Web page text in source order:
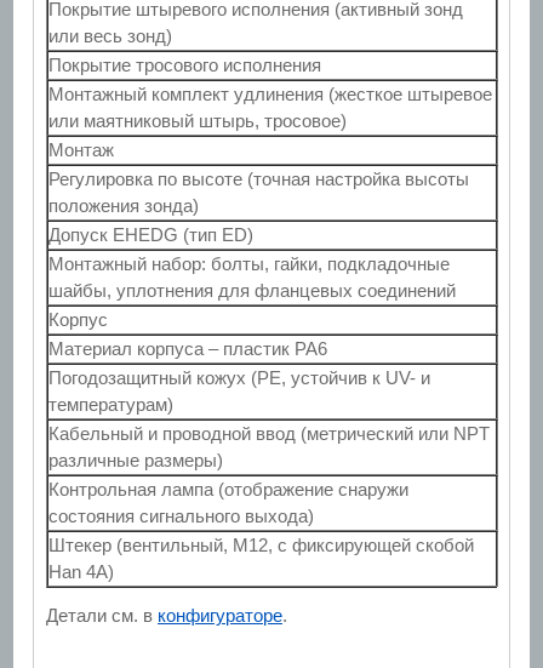
Покрытие штыревого исполнения (активный зонд
или весь зонд)
Покрытие тросового исполнения
Монтажный комплект удлинения (жесткое штыревое
или маятниковый штырь, тросовое)
Монтаж
Регулировка по высоте (точная настройка высоты
положения зонда)
Допуск EHEDG (тип ED)
Монтажный набор: болты, гайки, подкладочные
шайбы, уплотнения для фланцевых соединений
Корпус
Материал корпуса – пластик PA6
Погодозащитный кожух (PE, устойчив к UV- и
температурам)
Кабельный и проводной ввод (метрический или NPT
различные размеры)
Контрольная лампа (отображение снаружи
состояния сигнального выхода)
Штекер (вентильный, М12, с фиксирующей скобой
Han 4A)
Детали см. в конфигураторе.